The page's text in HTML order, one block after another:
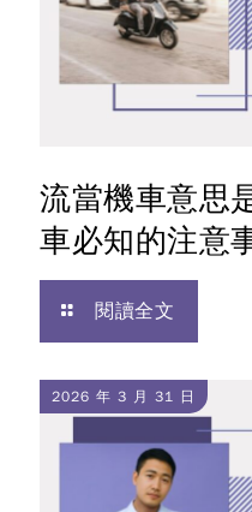
流當機車意思
車必知的注意
閱讀全文
2026 年 3 月 31 日